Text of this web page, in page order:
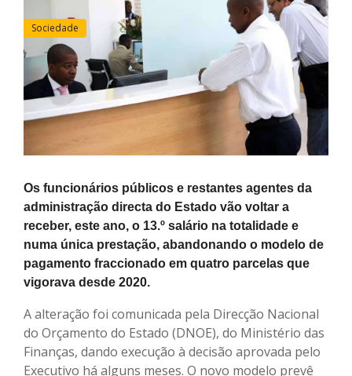
Sociedade
Os funcionários públicos e restantes agentes da
administração directa do Estado vão voltar a
receber, este ano, o 13.º salário na totalidade e
numa única prestação, abandonando o modelo de
pagamento fraccionado em quatro parcelas que
vigorava desde 2020.
A alteração foi comunicada pela Direcção Nacional
do Orçamento do Estado (DNOE), do Ministério das
Finanças, dando execução à decisão aprovada pelo
Executivo há alguns meses. O novo modelo prevê